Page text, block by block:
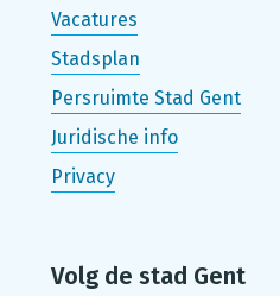
Vacatures
Stadsplan
Persruimte Stad Gent
Juridische info
Privacy
Volg de stad Gent